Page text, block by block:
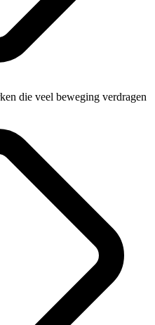
die veel beweging verdragen